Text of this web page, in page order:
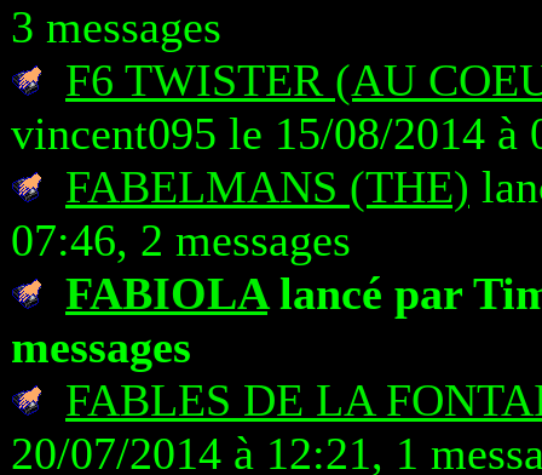
3 messages
F6 TWISTER (AU
vincent095 le 15/08/2014 à
FABELMANS (THE)
07:46, 2 messages
FABIOLAlancé par
messages
FABLES DE LA
20/07/2014 à 12:21, 1